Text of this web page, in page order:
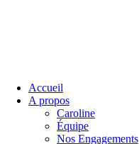
Accueil
A propos
Caroline
Équipe
Nos Engagements